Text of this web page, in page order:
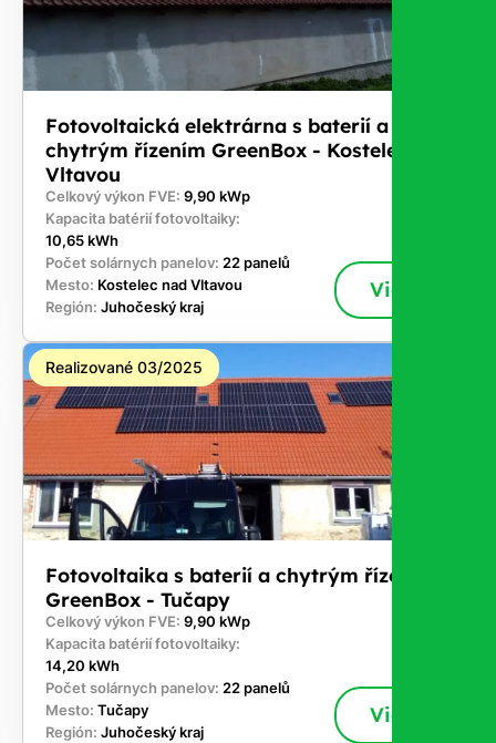
Fotovoltaická elektrárna s baterií a
chytrým řízením GreenBox - Kostelec nad
Vltavou
Celkový výkon FVE: 9,90 kWp
Kapacita batérií fotovoltaiky:
10,65 kWh
Počet solárnych panelov: 22 panelů
Mesto: Kostelec nad Vltavou
Región: Juhočeský kraj
Viac
Realizované 03/2025
Fotovoltaika s baterií a chytrým řízením
GreenBox - Tučapy
Celkový výkon FVE: 9,90 kWp
Kapacita batérií fotovoltaiky:
14,20 kWh
Počet solárnych panelov: 22 panelů
Mesto: Tučapy
Región: Juhočeský kraj
Viac